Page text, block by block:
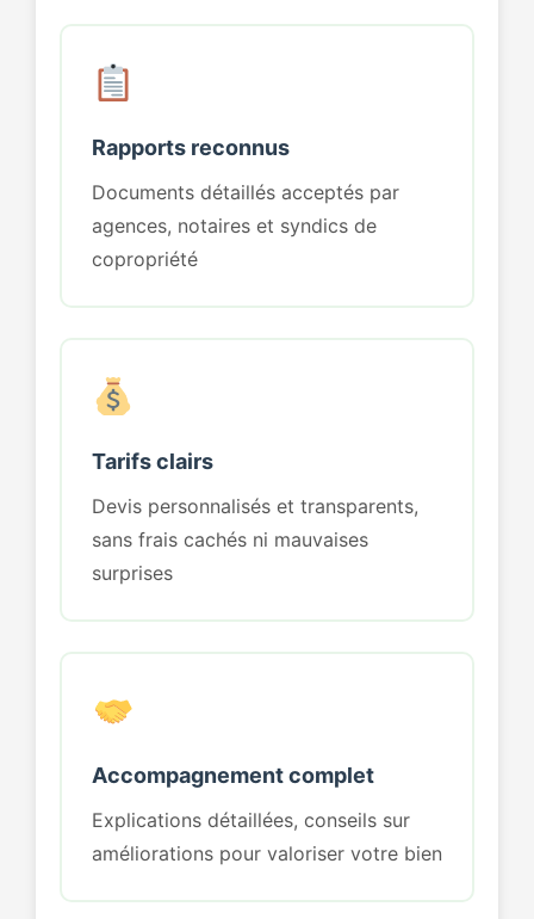
Rapports reconnus
Documents détaillés acceptés par
agences, notaires et syndics de
copropriété
Tarifs clairs
Devis personnalisés et transparents,
sans frais cachés ni mauvaises
surprises
Accompagnement complet
Explications détaillées, conseils sur
améliorations pour valoriser votre bien